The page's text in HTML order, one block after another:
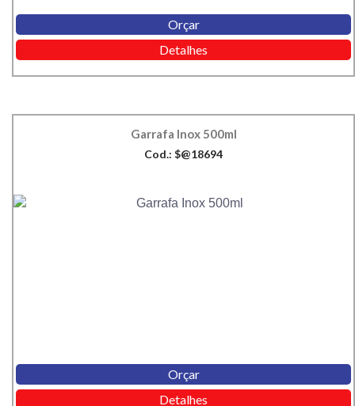
Orçar
Detalhes
Garrafa Inox 500ml
Cod.: $@18694
Orçar
Detalhes